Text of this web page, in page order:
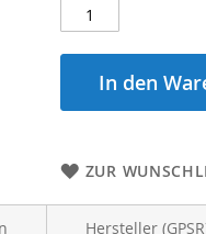
In den
ZUR
Hersteller